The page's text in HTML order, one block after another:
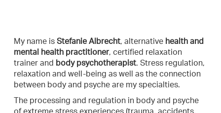
My name is Stefanie Albrecht, alternative health and
mental health practitioner, certified relaxation
trainer and
body psychotherapist. Stress regulation,
relaxation and well-being as well as the connection
between body and psyche are my specialties.
The processing and regulation in body and psyche